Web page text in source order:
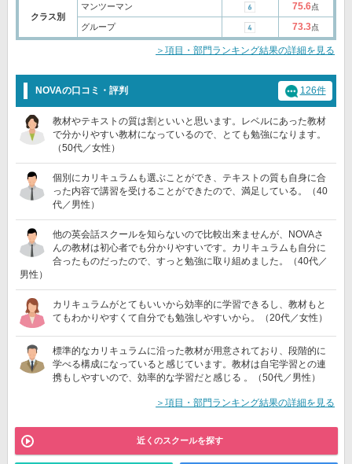
クラス別
マンツーマン 75.6点
グループ 73.3点
＞項目・部門ランキング結果の詳細を見る
NOVAの口コミ・評判 126件
教材やテキストの質は割といいと思います。レベルにあった教材
で分かりやすい教材になっているので、とても勉強になります。
（50代／女性）
個別にカリキュラムも選ぶことができ、テキストの質も自身に合
った内容で講習を受けることができたので、満足している。（40
代／男性）
他の英会話スクールを知らないので比較出来ませんが、NOVAさ
んの教材は初心者でも分かりやすいです。カリキュラムも自分に
合ったものだったので、すっと勉強に取り組めました。（40代／
男性）
カリキュラムがとてもいいから効率的に学習できるし、教材もと
てもわかりやすくて自分でも勉強しやすいから。（20代／女性）
標準的なカリキュラムに沿った教材が用意されており、段階的に
学べる構成になっていると感じています。教材は自宅学習との連
携もしやすいので、効率的な学習だと感じる 。（50代／男性）
＞項目・部門ランキング結果の詳細を見る
近くのスクールを探す